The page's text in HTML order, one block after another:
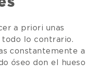
a priori unas
lo contrario.
constantemente a
óseo don el hueso